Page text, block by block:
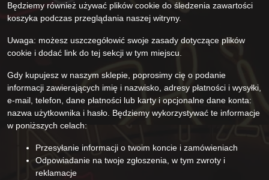
Będziemy również używać plików cookie do śledzenia zawartości
koszyka podczas przeglądania naszej witryny.
Uwaga: możesz uszczegółowić swoje zasady dotyczące plików
cookie i dodać link do tej sekcji w tym miejscu.
Gdy kupujesz w naszym sklepie, poprosimy cię o podanie
informacji zawierających imię i nazwisko, adresy płatności i wysyłki,
e-mail, telefon, dane płatności lub karty i opcjonalne dane konta:
nazwa użytkownika i hasło. Będziemy wykorzystywać te informacje
w poniższych celach:
Przesyłanie informacji o twoim koncie i zamówieniach
Odpowiadanie na twoje zgłoszenia, w tym zwroty i
reklamacje